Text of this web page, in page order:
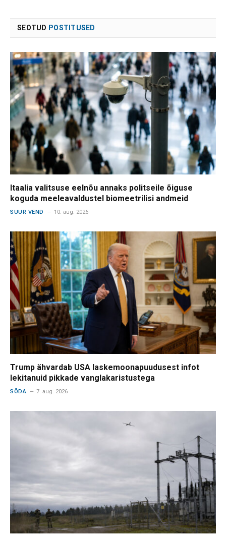
SEOTUD POSTITUSED
Itaalia valitsuse eelnõu annaks politseile õiguse
koguda meeleavaldustel biomeetrilisi andmeid
SUUR VEND 10. aug. 2026
Trump ähvardab USA laskemoonapuudusest infot
lekitanuid pikkade vanglakaristustega
SÕDA 7. aug. 2026